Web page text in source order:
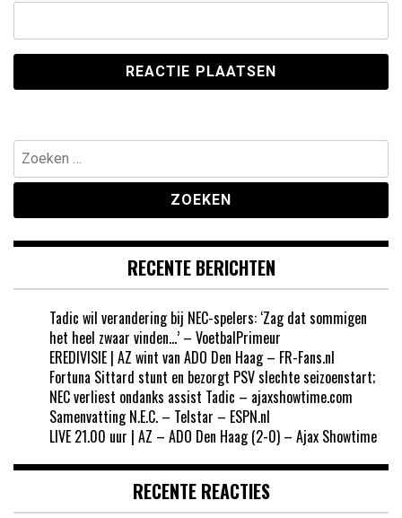
Zoeken
naar:
RECENTE BERICHTEN
Tadic wil verandering bij NEC-spelers: ‘Zag dat sommigen
het heel zwaar vinden…’ – VoetbalPrimeur
EREDIVISIE | AZ wint van ADO Den Haag – FR-Fans.nl
Fortuna Sittard stunt en bezorgt PSV slechte seizoenstart;
NEC verliest ondanks assist Tadic – ajaxshowtime.com
Samenvatting N.E.C. – Telstar – ESPN.nl
LIVE 21.00 uur | AZ – ADO Den Haag (2-0) – Ajax Showtime
RECENTE REACTIES